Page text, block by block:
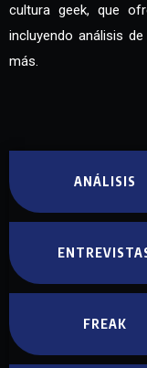
cultura geek, que
incluyendo análisis
más.
ANÁLISIS
FREAK